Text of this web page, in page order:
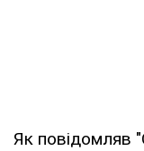
Як повідомляв